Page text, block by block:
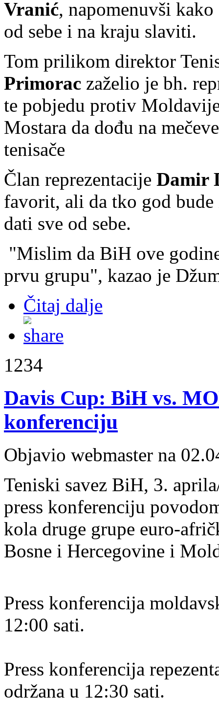
Vranić, napomenuvši
od sebe i na kraju slaviti.
Tom prilikom direktor
Primorac zaželio je bh.
te pobjedu protiv
Mostara da dođu na
tenisače
Član reprezentacije Damir
favorit, ali da tko god
dati sve od sebe.
"Mislim da BiH ove
prvu grupu", kazao je
Čitaj dalje
1234
Davis Cup: BiH vs.
konferenciju
Objavio webmaster na
Teniski savez BiH, 3.
press konferenciju
kola druge grupe euro-
Bosne i Hercegovine i
Press konferencija
12:00 sati.
Press konferencija
održana u 12:30 sati.